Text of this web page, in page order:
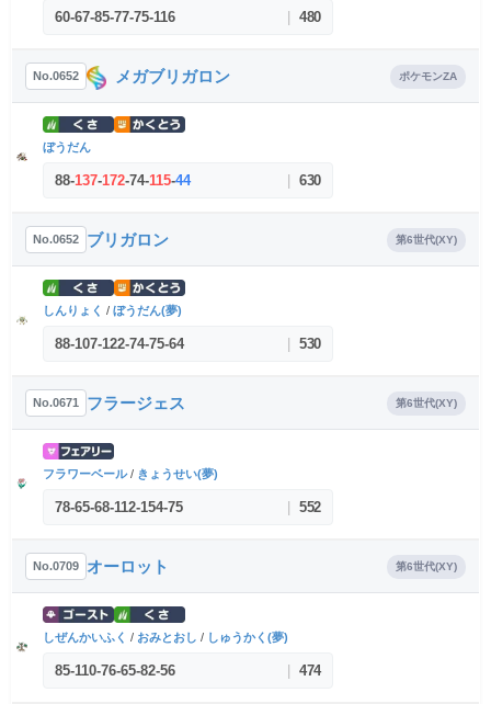
60-67-85-77-75-116 480
No.0652 メガブリガロン ポケモンZA
ぼうだん
88-137-172-74-115-44 630
No.0652 ブリガロン 第6世代(XY)
しんりょく / ぼうだん(夢)
88-107-122-74-75-64 530
No.0671 フラージェス 第6世代(XY)
フラワーベール/ きょうせい(夢)
78-65-68-112-154-75 552
No.0709 オーロット 第6世代(XY)
しぜんかいふく / おみとおし / しゅうかく(夢)
85-110-76-65-82-56 474